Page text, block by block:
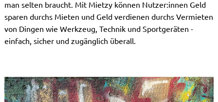
man selten braucht. Mit Mietzy können Nutzer:innen Geld
sparen durchs Mieten und Geld verdienen durchs Vermieten
von Dingen wie Werkzeug, Technik und Sportgeräten -
einfach, sicher und zugänglich überall.